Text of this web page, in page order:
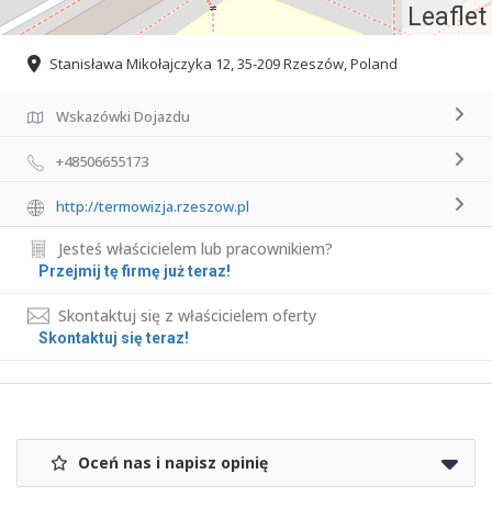
Leaflet
Stanisława Mikołajczyka 12, 35-209 Rzeszów, Poland
Wskazówki Dojazdu
+48506655173
http://termowizja.rzeszow.pl
Jesteś właścicielem lub pracownikiem?
Przejmij tę firmę już teraz!
Skontaktuj się z właścicielem oferty
Skontaktuj się teraz!
Oceń nas i napisz opinię